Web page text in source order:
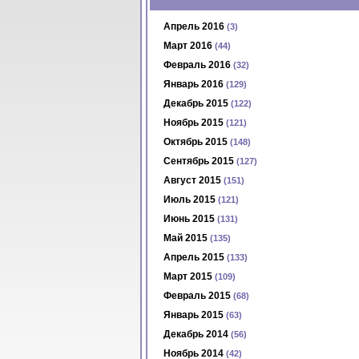
Апрель 2016(3)
Март 2016(44)
Февраль 2016(32)
Январь 2016(129)
Декабрь 2015(122)
Ноябрь 2015(121)
Октябрь 2015(148)
Сентябрь 2015(127)
Август 2015(151)
Июль 2015(121)
Июнь 2015(131)
Май 2015(135)
Апрель 2015(133)
Март 2015(109)
Февраль 2015(68)
Январь 2015(63)
Декабрь 2014(56)
Ноябрь 2014(42)